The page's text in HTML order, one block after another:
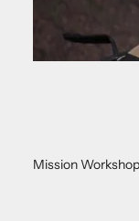
Mission